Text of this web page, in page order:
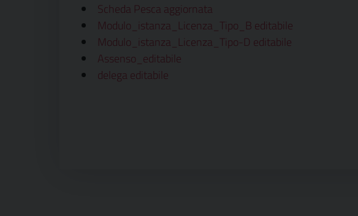
Scheda Pesca aggiornata
Modulo_istanza_Licenza_Tipo_B editabile
Modulo_istanza_Licenza_Tipo-D editabile
Assenso_editabile
delega editabile